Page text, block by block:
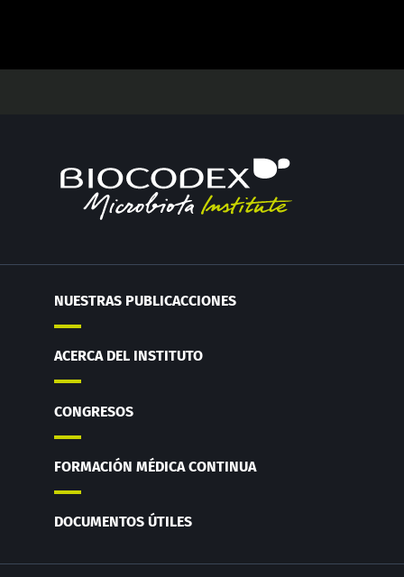
NUESTRAS PUBLICACCIONES
ACERCA DEL INSTITUTO
CONGRESOS
FORMACIÓN MÉDICA CONTINUA
DOCUMENTOS ÚTILES